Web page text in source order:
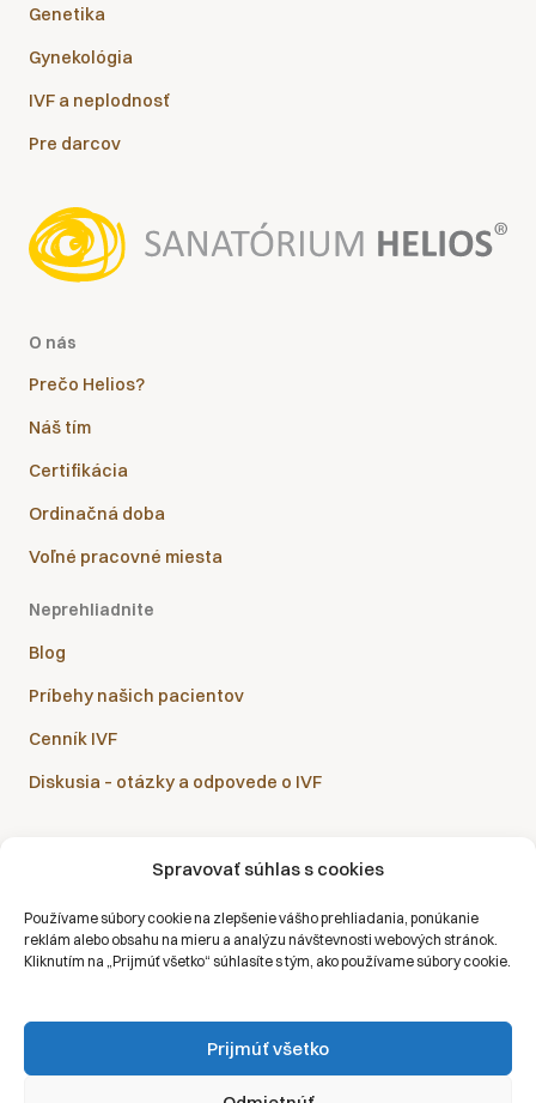
Spravovať súhlas s cookies
Používame súbory cookie na zlepšenie vášho prehliadania, ponúkanie
reklám alebo obsahu na mieru a analýzu návštevnosti webových stránok.
Kliknutím na „Prijmúť všetko“ súhlasíte s tým, ako používame súbory cookie.
Prijmúť všetko
Genetika
Gynekológia
IVF a neplodnosť
Pre darcov
O nás
Prečo Helios?
Náš tím
Certifikácia
Ordinačná doba
Voľné pracovné miesta
Neprehliadnite
Blog
Príbehy našich pacientov
Cenník IVF
Diskusia – otázky a odpovede o IVF
Sanatórium Helios je partnerom všetkých zdravotných
poisťovní:
Copyright © 2026 | Všetky práva vyhradené | Sanatórium Helios SK